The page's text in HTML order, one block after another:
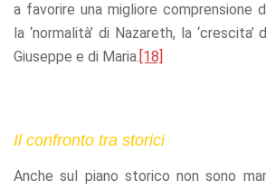
a favorire una migliore comprensione
la ‘normalità’ di Nazareth, la ‘crescita’
Giuseppe e di Maria. [18]
Il confronto tra storici
Anche sul piano storico non sono